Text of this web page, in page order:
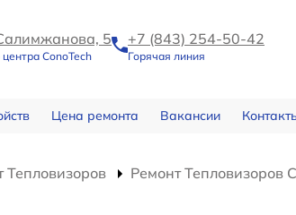
5
ConoTech
+7 (843) 254-50-42
Горячая линия
Цена ремонта Вакансии
Тепловизоров
Ремонт Тепловизоров